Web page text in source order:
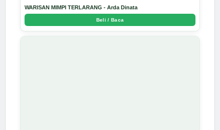
WARISAN MIMPI TERLARANG - Arda Dinata
Beli / Baca